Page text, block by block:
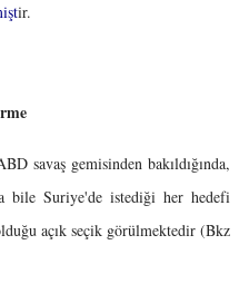
ir.
savaş gemisinden bakıldığında,
bile Suriye'de istediği her hedefi
açık seçik görülmektedir (Bkz